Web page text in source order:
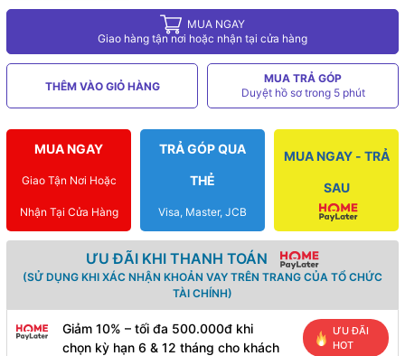
MUA NGAY
Giao hàng tận nơi hoặc nhận tại cửa hàng
THÊM VÀO GIỎ HÀNG
MUA TRẢ GÓP
Duyệt hồ sơ trong 5 phút
MUA NGAY
Giao Tận Nơi Hoặc
Nhận Tại Cửa Hàng
TRẢ GÓP QUA
THẺ
Visa, Master, JCB
MUA NGAY - TRẢ
SAU
ƯU ĐÃI KHI THANH TOÁN
(SỬ DỤNG KHI XÁC NHẬN KHOẢN VAY TRÊN TRANG CỦA TỔ CHỨC
TÀI CHÍNH)
Giảm 10% – tối đa 500.000đ khi
chọn kỳ hạn 6 & 12 tháng cho khách
ƯU ĐÃI
HOT